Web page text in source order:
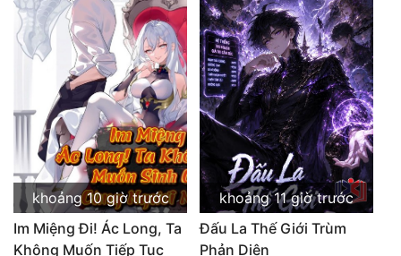
Thanh Xuân
Tiên Hiệp
Tiểu Thuyết
Trinh Thám
Triều Đấu
Trùng Sinh
Trọng Sinh
khoảng 10 giờ trước
Im Miệng Đi! Ác Long, Ta
Không Muốn Tiếp Tục
khoảng 11 giờ trước
Đấu La Thế Giới Trùm
Phản Diện